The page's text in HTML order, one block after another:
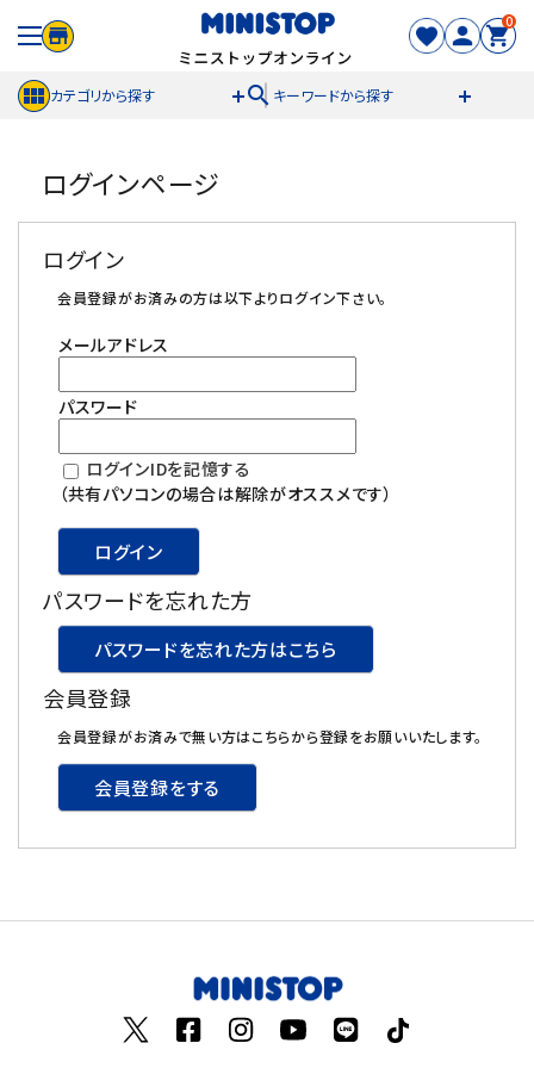
0
カテゴリから探す search キーワードから探す
meeting_room ログイン person 新規登録
セール商品
カテゴリから探す
冷凍食品
スイーツ
お菓子
酒類
日用品
ギフト
ログインページ
ログイン
会員登録がお済みの方は以下よりログイン下さい。
メールアドレス
パスワード
ログインIDを記憶する
（共有パソコンの場合は解除がオススメです）
ログイン
パスワードを忘れた方
パスワードを忘れた方はこちら
会員登録
会員登録がお済みで無い方はこちらから登録をお願いいたします。
会員登録をする